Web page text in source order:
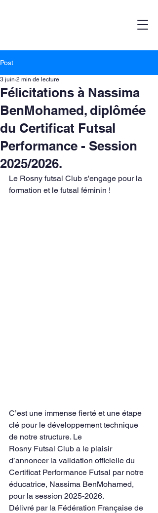
Post
Félicitations à Nassima
BenMohamed, diplômée
du Certificat Futsal
Performance - Session
2025/2026.
3 juin 2 min de lecture
Le Rosny futsal Club s'engage pour la
formation et le futsal féminin !
C’est une immense fierté et une étape
clé pour le développement technique
de notre structure. Le
Rosny Futsal Club a le plaisir
d’annoncer la validation officielle du
Certificat Performance Futsal par notre
éducatrice, Nassima BenMohamed,
pour la session 2025-2026.
Délivré par la Fédération Française de